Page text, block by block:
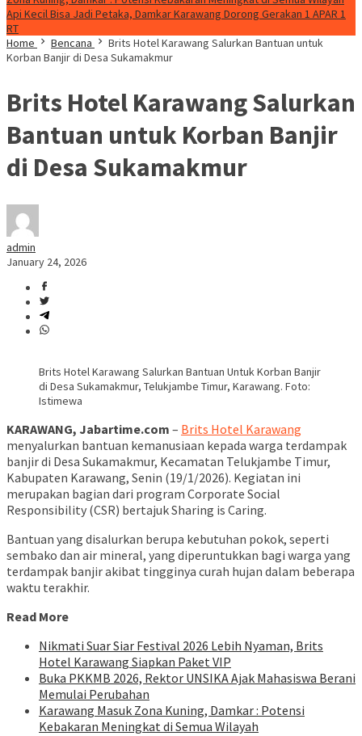
Api Kecil Bisa Jadi Petaka, Damkar Karawang Dorong Gerakan 1 APAR 1
RT
Home
Bencana
Brits Hotel Karawang Salurkan Bantuan untuk
Korban Banjir di Desa Sukamakmur
Brits Hotel Karawang Salurkan
Bantuan untuk Korban Banjir
di Desa Sukamakmur
admin
January 24, 2026
Brits Hotel Karawang Salurkan Bantuan Untuk Korban Banjir
di Desa Sukamakmur, Telukjambe Timur, Karawang. Foto:
Istimewa
KARAWANG, Jabartime.com – Brits Hotel Karawang
menyalurkan bantuan kemanusiaan kepada warga terdampak
banjir di Desa Sukamakmur, Kecamatan Telukjambe Timur,
Kabupaten Karawang, Senin (19/1/2026). Kegiatan ini
merupakan bagian dari program Corporate Social
Responsibility (CSR) bertajuk Sharing is Caring.
Bantuan yang disalurkan berupa kebutuhan pokok, seperti
sembako dan air mineral, yang diperuntukkan bagi warga yang
terdampak banjir akibat tingginya curah hujan dalam beberapa
waktu terakhir.
Read More
Nikmati Suar Siar Festival 2026 Lebih Nyaman, Brits
Hotel Karawang Siapkan Paket VIP
Buka PKKMB 2026, Rektor UNSIKA Ajak Mahasiswa Berani
Memulai Perubahan
Karawang Masuk Zona Kuning, Damkar : Potensi
Kebakaran Meningkat di Semua Wilayah